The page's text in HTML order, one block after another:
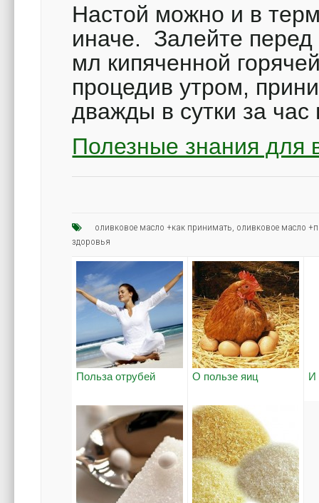
Настой можно и в
иначе. Залейте
мл кипяченной
процедив утром,
дважды в сутки за
Полезные знания для
оливковое масло +как принимать оливковое масло
здоровья
Польза отрубей О пользе яиц И